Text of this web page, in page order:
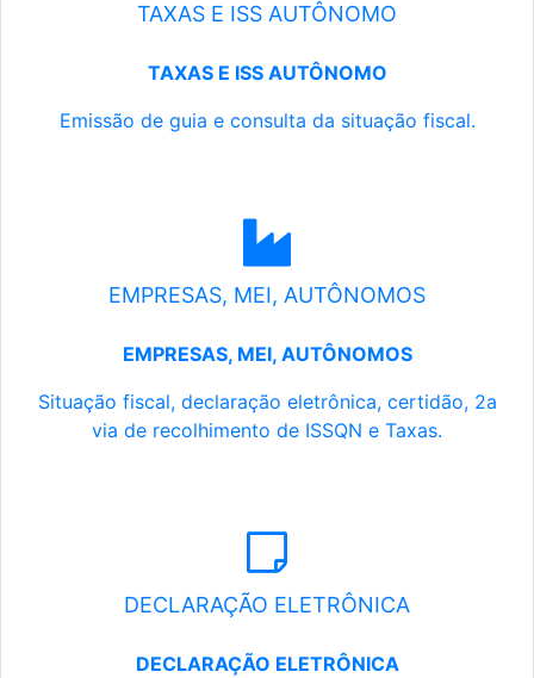
TAXAS E ISS AUTÔNOMO
TAXAS E ISS AUTÔNOMO
Emissão de guia e consulta da situação fiscal.
EMPRESAS, MEI, AUTÔNOMOS
EMPRESAS, MEI, AUTÔNOMOS
Situação fiscal, declaração eletrônica, certidão, 2a
via de recolhimento de ISSQN e Taxas.
DECLARAÇÃO ELETRÔNICA
DECLARAÇÃO ELETRÔNICA